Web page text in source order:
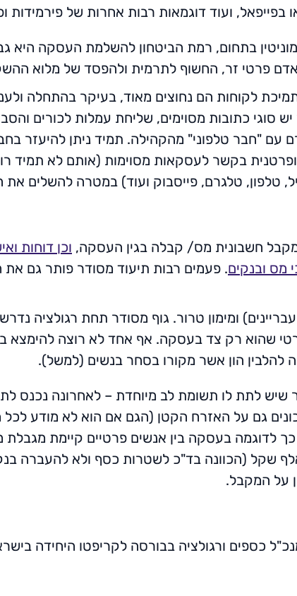
ועוד דוגמאות רבות אחרות של פירמידות
בתחום, רמת הביטחון להשלמת העסקה היא
אדם פרטי זר, החשוף לתרמית ולהפסד של מלוא
לקוחות הם נחוצים מאוד, בעיקר בהתחלה
כתובות מסוימים, שליחת עמלות לכורים
"חבר טלפוני" מהקהילה. תמיד ניתן להיעזר
ופרטנית בקשר לעסקאות מסוימות (אותם לא תמיד
טלפון, טלגרם, פייסבוק ועוד) במטרה להשלים
מקבל חשבונית מס/ קבלה בגין העסקה, וכן דוחות
מס ובנקים. פעמים רבות תיעוד מסודר פותר גם
ומימון טרור. גוף מסודר תחת רגולציה
שהוא רק צד בעסקה. אף אחד לא רוצה להימצא
להלבין הון אשר מקורו בסחר בנשים (למשל).
שיש לתת לו תשומת לב מיוחדת – לאחרונה נכנס
גם על האזרח הקטן (הגם אם הוא לא מודע לכל
לדוגמה בעסקה בין אנשים פרטיים קיימת מגבלת
עסקה בה התמורה מועברת במזומן לסך מקסימלי של 50 אלף שקל (הכוונה בד"כ לשטרות כסף
על המקבל.
כספים ורגולציה בבורסה לקריפטו היחידה